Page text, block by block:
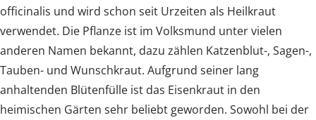
officinalis und wird schon seit Urzeiten als Heilkraut
verwendet. Die Pflanze ist im Volksmund unter vielen
anderen Namen bekannt, dazu zählen Katzenblut-, Sagen-,
Tauben- und Wunschkraut. Aufgrund seiner lang
anhaltenden Blütenfülle ist das Eisenkraut in den
heimischen Gärten sehr beliebt geworden. Sowohl bei der